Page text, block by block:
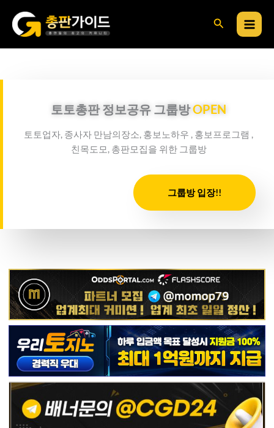
너
검
토토총판 정보공유 그룹방OPEN
토토업자, 종사자 만남의장소, 홍보노하우 , 홍보프로그램 ,
친목도모, 총판모집을 위한 그룹방
그룹방 입장!!